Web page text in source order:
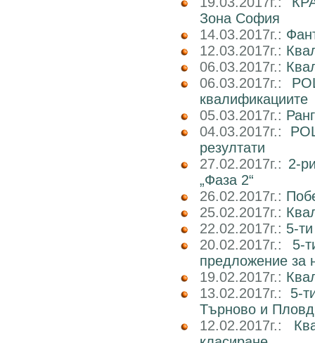
Зона София
14.03.2017г.:
12.03.2017г.:
06.03.2017г.:
06.03.2017г.:
квалификациите
05.03.2017г.:
04.03.2017г.:
резултати
27.02.2017г.: 2-
„Фаза 2“
26.02.2017г.:
25.02.2017г.:
22.02.2017г.: 5-
20.02.2017г.: 5-
предложение за
19.02.2017г.:
13.02.2017г.: 5-
Търново и
12.02.2017г.: